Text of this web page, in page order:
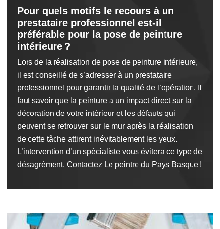
Pour quels motifs le recours à un
prestataire professionnel est-il
préférable pour la pose de peinture
intérieure ?
Lors de la réalisation de pose de peinture intérieure,
il est conseillé de s’adresser à un prestataire
professionnel pour garantir la qualité de l’opération. Il
faut savoir que la peinture a un impact direct sur la
décoration de votre intérieur et les défauts qui
peuvent se retrouver sur le mur après la réalisation
de cette tâche attirent inévitablement les yeux.
L’intervention d’un spécialiste vous évitera ce type de
désagrément. Contactez Le peintre du Pays Basque !